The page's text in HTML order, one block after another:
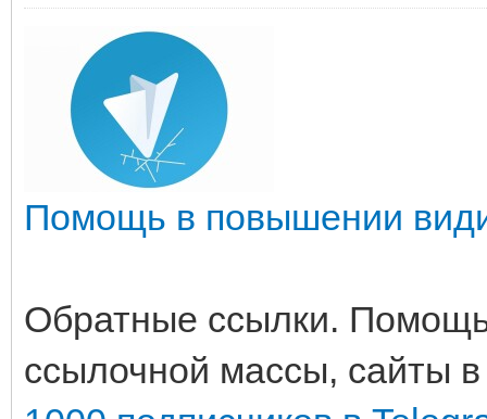
Помощь в повышении
Обратные ссылки.
ссылочной массы, сайты